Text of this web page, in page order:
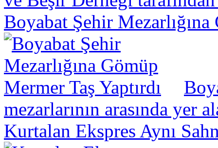
Boyabat Şehir Mezarlığına
mezarlarının arasında yer
Kurtalan Ekspres Aynı